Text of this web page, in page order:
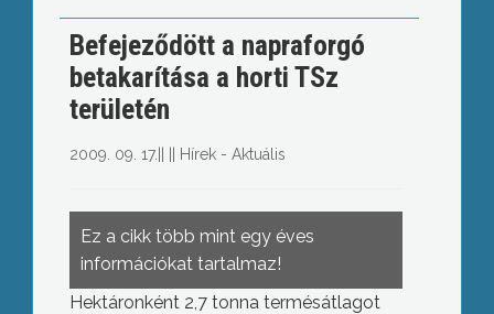
Befejeződött a napraforgó
betakarítása a horti TSz
területén
2009. 09. 17. Hírek - Aktuális
Ez a cikk több mint egy éves
információkat tartalmaz!
Hektáronként 2,7 tonna termésátlagot